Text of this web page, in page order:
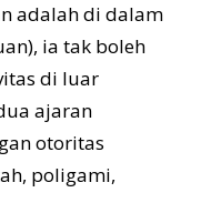
adalah di dalam
ia tak boleh
di luar
ajaran
otoritas
poligami,